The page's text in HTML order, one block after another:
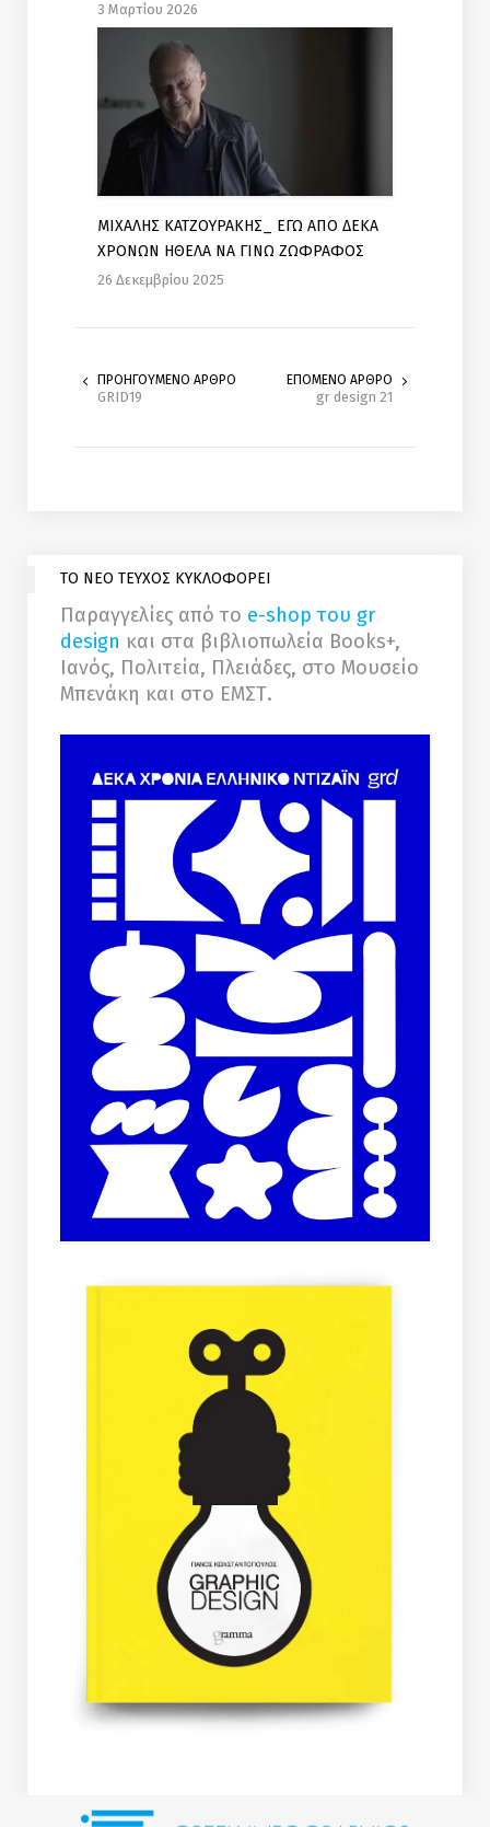
3 Μαρτίου 2026
ΜΙΧΑΛΗΣ ΚΑΤΖΟΥΡΑΚΗΣ_ ΕΓΩ ΑΠΟ ΔΕΚΑ
ΧΡΟΝΩΝ ΗΘΕΛΑ ΝΑ ΓΙΝΩ ΖΩΦΡΑΦΟΣ
26 Δεκεμβρίου 2025
ΠΡΟΗΓΟΥΜΕΝΟ ΑΡΘΡΟ
GRID19
ΕΠΟΜΕΝΟ ΑΡΘΡΟ
gr design 21
ΤΟ ΝΕΟ ΤΕΥΧΟΣ ΚΥΚΛΟΦΟΡΕΙ
Παραγγελίες από το e-shop του gr
design και στα βιβλιοπωλεία Books+,
Ιανός, Πολιτεία, Πλειάδες, στο Μουσείο
Μπενάκη και στο ΕΜΣΤ.